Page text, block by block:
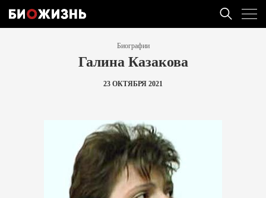
Биографии
Галина Казакова
23 ОКТЯБРЯ 2021